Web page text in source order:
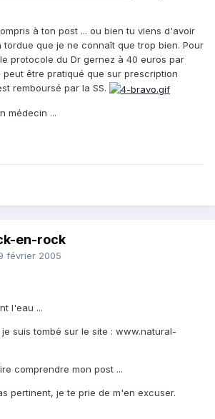
à ton post ... ou bien tu viens d'avoir
que je ne connaît que trop bien. Pour
protocole du Dr gernez à 40 euros par
peut être pratiqué que sur prescription
remboursé par la SS.
médecin ...
en-rock
février 2005
l'eau ...
suis tombé sur le site : www.natural-
comprendre mon post ...
pertinent, je te prie de m'en excuser.